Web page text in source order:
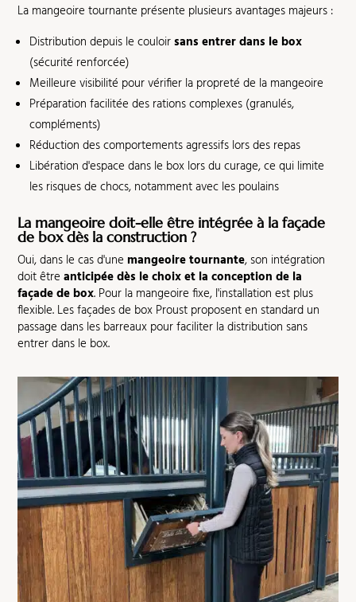
La mangeoire tournante présente plusieurs avantages majeurs :
Distribution depuis le couloirsans entrer dans le box
(sécurité renforcée)
Meilleure visibilité pour vérifier la propreté de la mangeoire
Préparation facilitée des rations complexes (granulés,
compléments)
Réduction des comportements agressifs lors des repas
Libération d'espace dans le box lors du curage, ce qui limite
les risques de chocs, notamment avec les poulains
La mangeoire doit-elle être intégrée à la façade
de box dès la construction ?
Oui, dans le cas d'unemangeoire tournante, son intégration
doit êtreanticipée dès le choix et la conception de la
façade de box. Pour la mangeoire fixe, l'installation est plus
flexible. Les façades de box Proust proposent en standard un
passage dans les barreaux pour faciliter la distribution sans
entrer dans le box.